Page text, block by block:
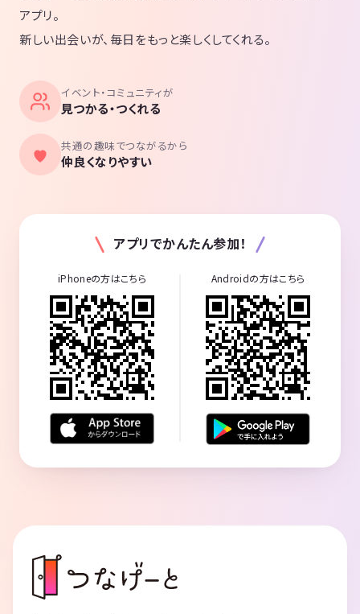
アプリ。
新しい出会いが、毎日をもっと楽しくしてくれる。
イベント・コミュニティが
見つかる・つくれる
共通の趣味でつながるから
仲良くなりやすい
アプリでかんたん参加！
iPhoneの方はこちら Androidの方はこちら